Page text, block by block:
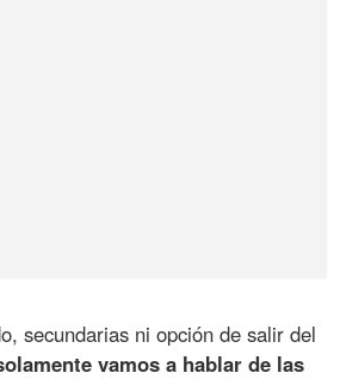
secundarias ni opción de salir del
vamos a hablar de las